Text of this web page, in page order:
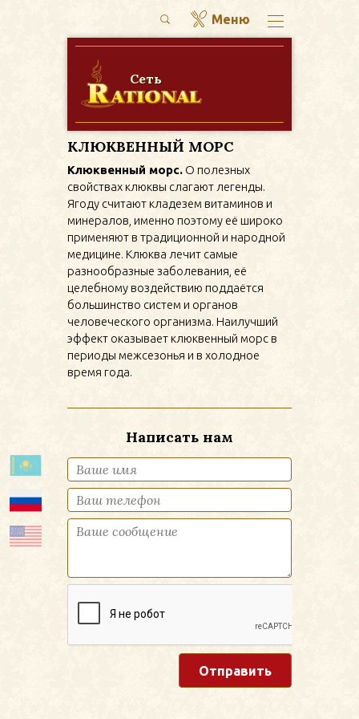
Меню
О компании
Фотогалерея
Новости
Акции
Вакансии
Контакты
Сеть
НАШЕ МЕНЮ
ПЕРВЫЕ БЛЮДА
ВТОРЫЕ БЛЮДА
ГАРНИРЫ
БЛИНЧИКИ
ХЛЕБ И БУЛОЧКИ
НАПИТКИ
ЗАВТРАКИ
САЛАТЫ
КЛЮКВЕННЫЙ МОРС
Клюквенный морс. О полезных
свойствах клюквы слагают легенды.
Ягоду считают кладезем витаминов и
минералов, именно поэтому её широко
применяют в традиционной и народной
медицине. Клюква лечит самые
разнообразные заболевания, её
целебному воздействию поддаётся
большинство систем и органов
человеческого организма. Наилучший
эффект оказывает клюквенный морс в
периоды межсезонья и в холодное
время года.
Написать нам
Представьтесь
Телефон
Обращение